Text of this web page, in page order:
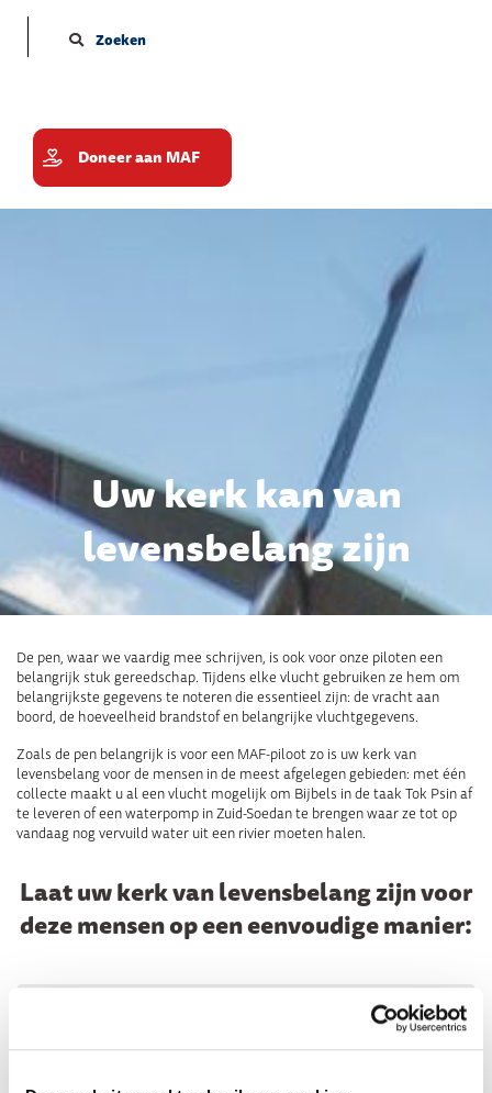
Zoeken
Doneer aan MAF
Uw kerk kan van
levensbelang zijn
De pen, waar we vaardig mee schrijven, is ook voor onze piloten een
belangrijk stuk gereedschap. Tijdens elke vlucht gebruiken ze hem om
belangrijkste gegevens te noteren die essentieel zijn: de vracht aan
boord, de hoeveelheid brandstof en belangrijke vluchtgegevens.
Zoals de pen belangrijk is voor een MAF-piloot zo is uw kerk van
levensbelang voor de mensen in de meest afgelegen gebieden: met één
collecte maakt u al een vlucht mogelijk om Bijbels in de taak Tok Psin af
te leveren of een waterpomp in Zuid-Soedan te brengen waar ze tot op
vandaag nog vervuild water uit een rivier moeten halen.
Laat uw kerk van levensbelang zijn voor
deze mensen op een eenvoudige manier: